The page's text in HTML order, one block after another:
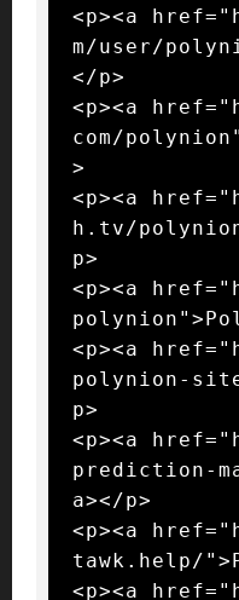
<p><a
m/user/
</p>
<p><a
com/
>
<p><a
h.tv/
p>
<p><a
<p><a
polynion-
p>
<p><a
prediction-
a></p>
<p><a
tawk.help/
<p><a